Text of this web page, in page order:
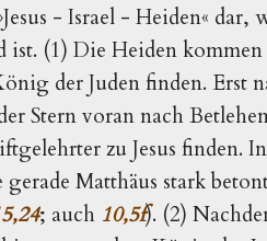
Jesus - Israel - Heiden« dar,
ist. (1) Die Heiden kommen
der Juden finden. Erst
Stern voran nach
zu Jesus finden.
Matthäus stark
; auch 10,5f). (2)